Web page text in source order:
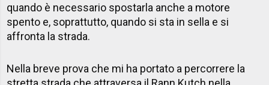
quando è necessario spostarla anche a motore
spento e, soprattutto, quando si sta in sella e si
affronta la strada.
Nella breve prova che mi ha portato a percorrere la